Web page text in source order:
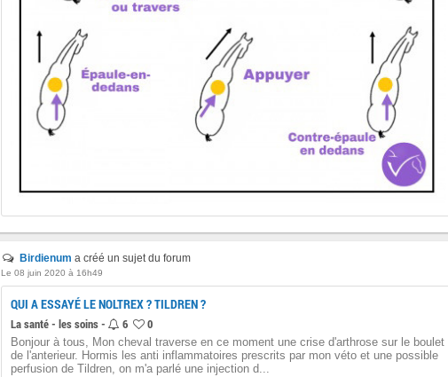
Birdienum a créé un sujet du forum
Le 08 juin 2020 à 16h49
QUI A ESSAYÉ LE NOLTREX ? TILDREN ?
La santé - les soins - 6 0
Bonjour à tous, Mon cheval traverse en ce moment une crise d'arthrose sur le boulet
de l'anterieur. Hormis les anti inflammatoires prescrits par mon véto et une possible
perfusion de Tildren, on m'a parlé une injection d...